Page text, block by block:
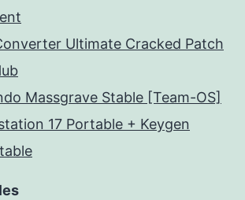
Ultimate Cracked Patch
Massgrave Stable [Team-OS]
17 Portable + Keygen